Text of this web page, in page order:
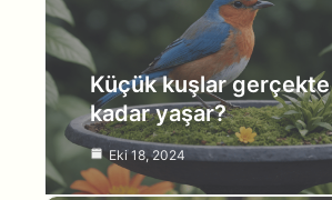
Küçük kuşlar
kadar yaşar?
Eki 18, 2024